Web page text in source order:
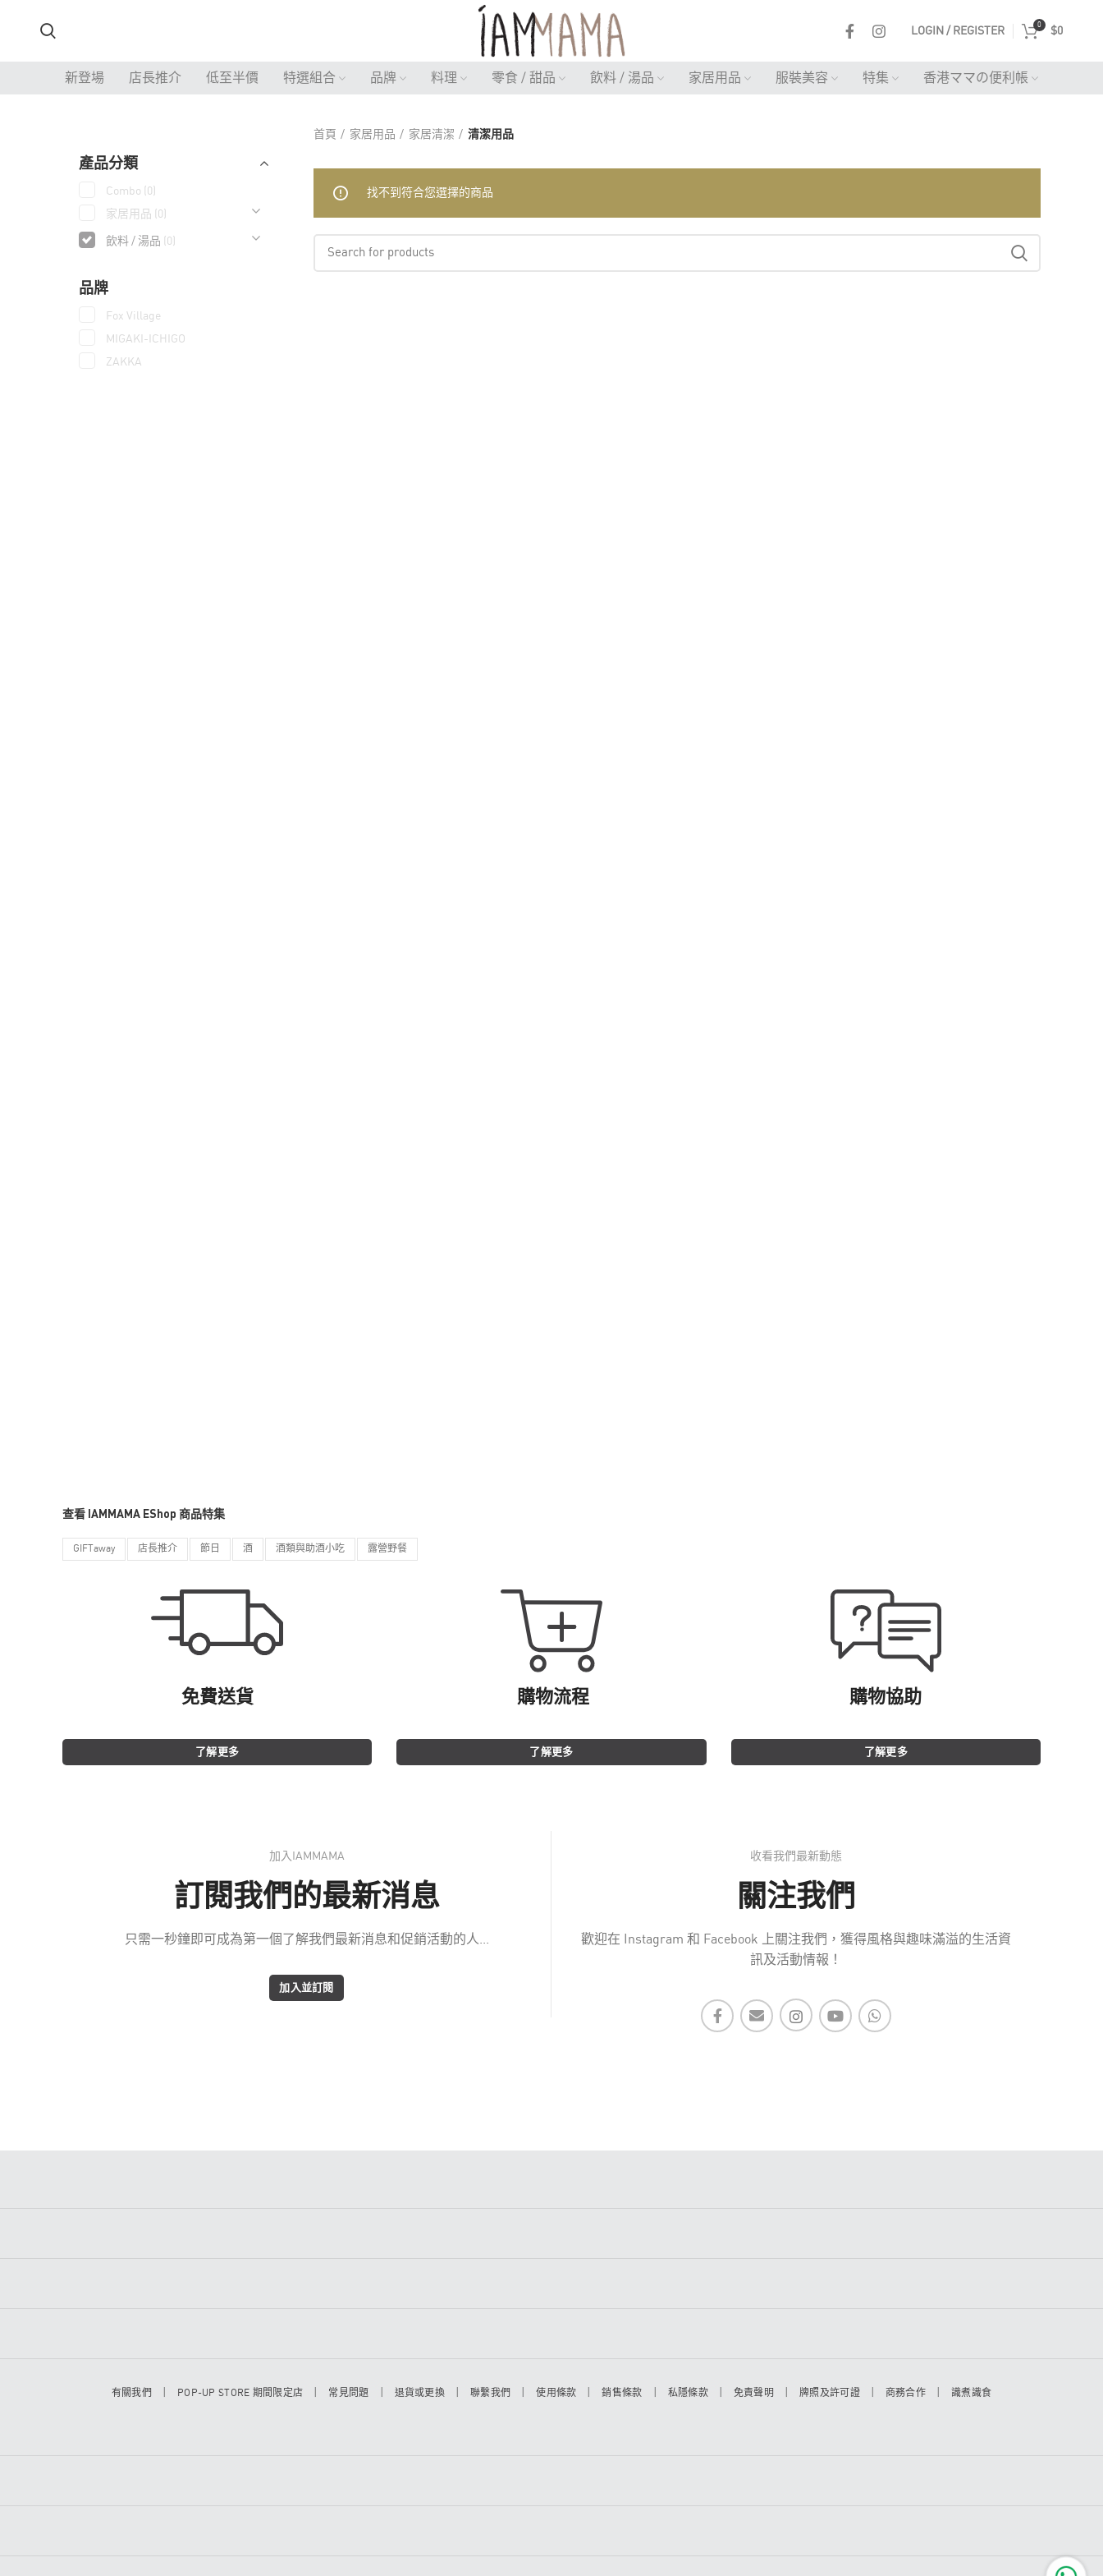
LOGIN / REGISTER
0
$0
新登場 店長推介 低至半價 特選組合 品牌 料理 零食 / 甜品 飲料 / 湯品 家居用品 服裝美容 特集 香港ママの便利帳
產品分類
Combo
(0)
家居用品
(0)
飲料 / 湯品 (0)
品牌
Fox Village
MIGAKI-ICHIGO
ZAKKA
首頁 家居用品 家居清潔 清潔用品
找不到符合您選擇的商品
查看 IAMMAMA EShop 商品特集
GIFTaway 店長推介 節日 酒 酒類與助酒小吃 露營野餐
免費送貨
了解更多
購物流程
了解更多
購物協助
了解更多
加入IAMMAMA
訂閱我們的最新消息
只需一秒鐘即可成為第一個了解我們最新消息和促銷活動的人...
加入並訂閱
收看我們最新動態
關注我們
歡迎在 Instagram 和 Facebook 上關注我們，獲得風格與趣味滿溢的生活資
訊及活動情報！
有關我們 POP-UP STORE 期間限定店 常見問題 退貨或更換 聯繫我們 使用條款 銷售條款 私隱條款 免責聲明 牌照及許可證 商務合作 識煮識食